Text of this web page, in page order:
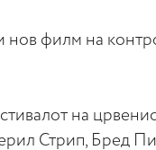
нов филм на
на
Стрип, Бред